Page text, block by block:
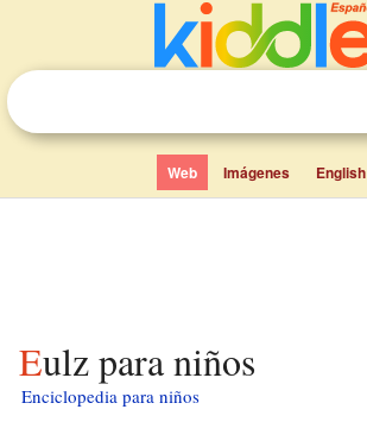
Web Imágenes English
Eulz para niños
Enciclopedia para niños